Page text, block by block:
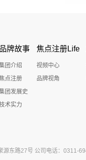
品牌故事
团介绍
点注册
团发展史
术实力
焦点注册Life
视频中心
品牌视角
源东路27号 公司电话：0311-